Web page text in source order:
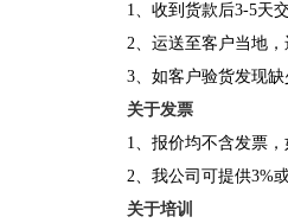
1、收到货款后3-5天
2、运送至客户当地
3、如客户验货发现
关于发票
1、报价均不含发票
2、我公司可提供3%
关于培训